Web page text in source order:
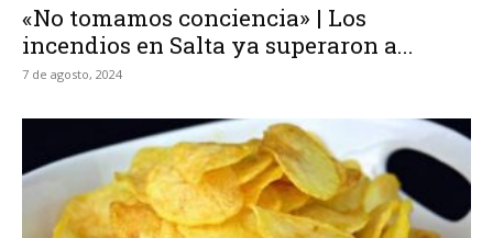
«No tomamos conciencia» | Los
incendios en Salta ya superaron a...
7 de agosto, 2024